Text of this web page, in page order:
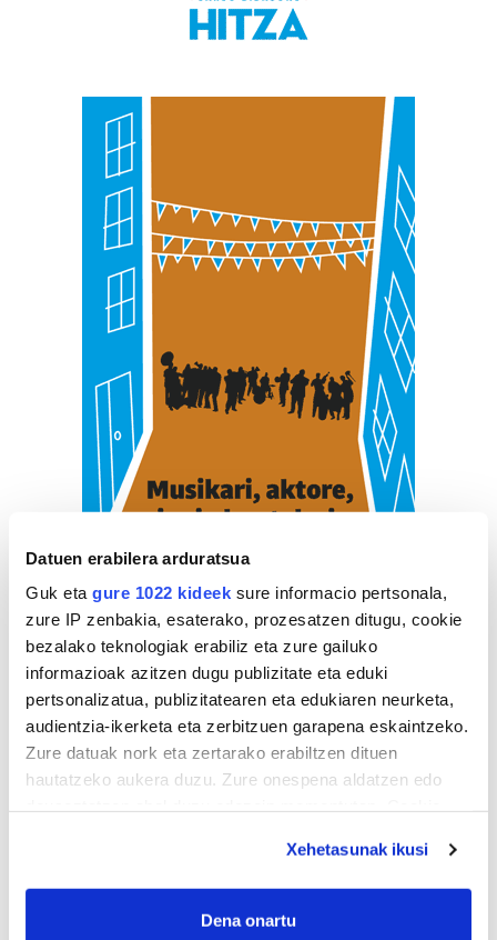
Datuen erabilera arduratsua
Guk eta gure 1022 kideek sure informacio pertsonala,
zure IP zenbakia, esaterako, prozesatzen ditugu, cookie
bezalako teknologiak erabiliz eta zure gailuko
informazioak azitzen dugu publizitate eta eduki
pertsonalizatua, publizitatearen eta edukiaren neurketa,
audientzia-ikerketa eta zerbitzuen garapena eskaintzeko.
Zure datuak nork eta zertarako erabiltzen dituen
hautatzeko aukera duzu. Zure onespena aldatzen edo
If you allow, we would also like to:
Collect information about your geographical
Xehetasunak ikusi
Dena onartu
Ostalaritza